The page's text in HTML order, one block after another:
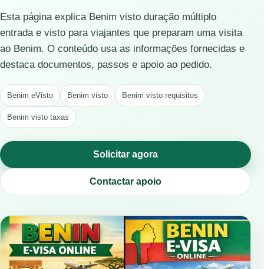
Esta página explica Benim visto duração múltiplo
entrada e visto para viajantes que preparam uma visita
ao Benim. O conteúdo usa as informações fornecidas e
destaca documentos, passos e apoio ao pedido.
Benim eVisto Benim visto Benim visto requisitos
Benim visto taxas
Solicitar agora
Contactar apoio